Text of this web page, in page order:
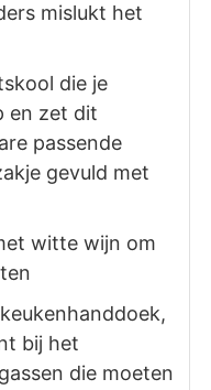
mislukt het
die je
en zet dit
passende
gevuld met
witte wijn om
bij het
die moeten